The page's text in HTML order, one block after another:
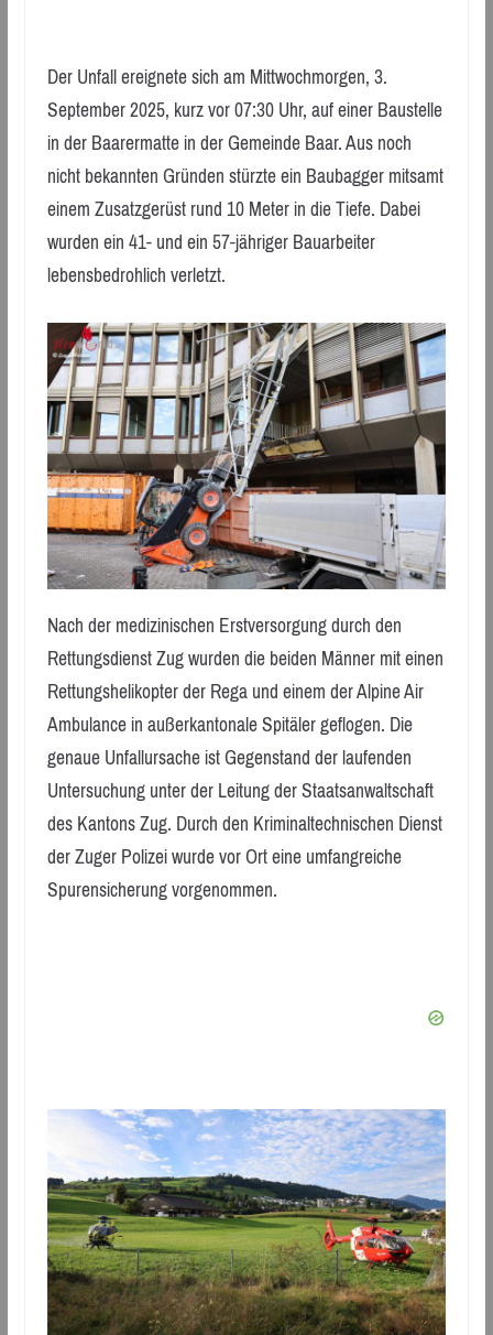
Der Unfall ereignete sich am Mittwochmorgen, 3.
September 2025, kurz vor 07:30 Uhr, auf einer Baustelle
in der Baarermatte in der Gemeinde Baar. Aus noch
nicht bekannten Gründen stürzte ein Baubagger mitsamt
einem Zusatzgerüst rund 10 Meter in die Tiefe. Dabei
wurden ein 41- und ein 57-jähriger Bauarbeiter
lebensbedrohlich verletzt.
Nach der medizinischen Erstversorgung durch den
Rettungsdienst Zug wurden die beiden Männer mit einen
Rettungshelikopter der Rega und einem der Alpine Air
Ambulance in außerkantonale Spitäler geflogen. Die
genaue Unfallursache ist Gegenstand der laufenden
Untersuchung unter der Leitung der Staatsanwaltschaft
des Kantons Zug. Durch den Kriminaltechnischen Dienst
der Zuger Polizei wurde vor Ort eine umfangreiche
Spurensicherung vorgenommen.